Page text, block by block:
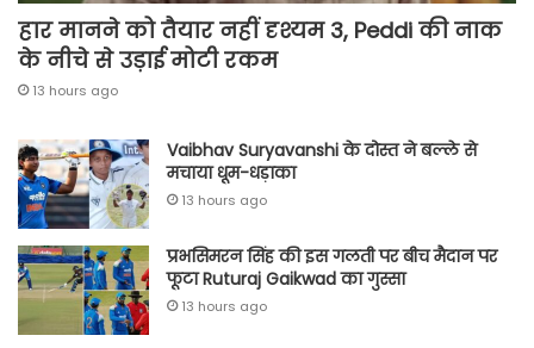
हार मानने को तैयार नहीं दृश्यम 3, Peddi की नाक
के नीचे से उड़ाई मोटी रकम
13 hours ago
Vaibhav Suryavanshi के दोस्त ने बल्ले से
मचाया धूम-धड़ाका
13 hours ago
प्रभसिमरन सिंह की इस गलती पर बीच मैदान पर
फूटा Ruturaj Gaikwad का गुस्सा
13 hours ago